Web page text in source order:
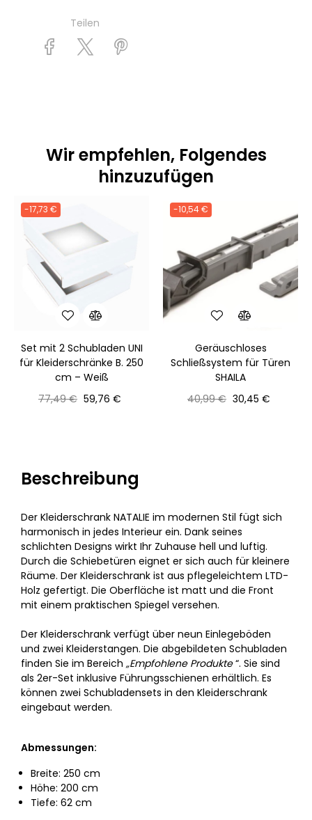
Teilen
Wir empfehlen, Folgendes
hinzuzufügen
-17,73 €
Set mit 2 Schubladen UNI
für Kleiderschränke B. 250
cm – Weiß
Normaler
77,49 € Preis
59,76 €
-10,54 €
Geräuschloses
Schließsystem für Türen
SHAILA
Normaler
40,99 € Preis
30,45 €
Beschreibung
Der Kleiderschrank NATALIE im modernen Stil fügt sich
harmonisch in jedes Interieur ein. Dank seines
schlichten Designs wirkt Ihr Zuhause hell und luftig.
Durch die Schiebetüren eignet er sich auch für kleinere
Räume. Der Kleiderschrank ist aus pflegeleichtem LTD-
Holz gefertigt. Die Oberfläche ist matt und die Front
mit einem praktischen Spiegel versehen.
Der Kleiderschrank verfügt über neun Einlegeböden
und zwei Kleiderstangen. Die abgebildeten Schubladen
finden Sie im Bereich „Empfohlene Produkte“. Sie sind
als 2er-Set inklusive Führungsschienen erhältlich. Es
können zwei Schubladensets in den Kleiderschrank
eingebaut werden.
Abmessungen:
Breite: 250 cm
Höhe: 200 cm
Tiefe: 62 cm